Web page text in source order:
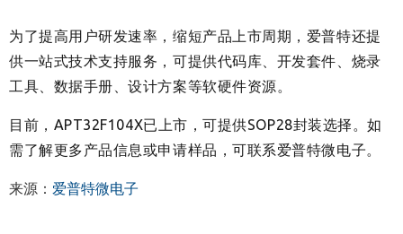
为了提高用户研发速率，缩短产品上市周期，爱普特还提
供一站式技术支持服务，可提供代码库、开发套件、烧录
工具、数据手册、设计方案等软硬件资源。
目前，APT32F104X已上市，可提供SOP28封装选择。如
需了解更多产品信息或申请样品，可联系爱普特微电子。
来源： 爱普特微电子